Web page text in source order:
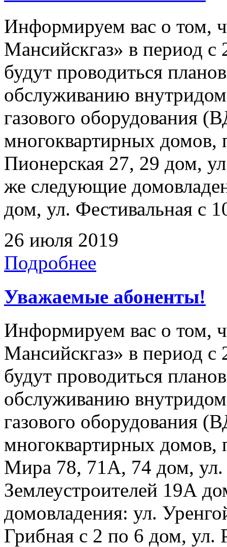
Информируем вас о том,
Мансийскгаз» в период с
будут проводиться
обслуживанию
газового
многоквартирных
Пионерская 27, 29 дом,
же следующие
дом, ул. Фестивальная с
26 июля 2019
Подробнее
Уважаемые абоненты!
Информируем вас о том,
Мансийскгаз» в период с
будут проводиться
обслуживанию
газового
многоквартирных
Мира 78, 71А, 74 дом, ул.
Землеустроителей 19А
домовладения: ул.
Грибная с 2 по 6 дом, ул.